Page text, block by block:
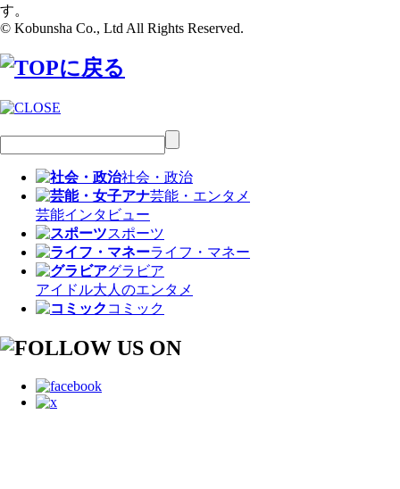
す。
© Kobunsha Co., Ltd All Rights Reserved.
社会・政治
芸能・エンタメ
芸能インタビュー
スポーツ
ライフ・マネー
グラビア
アイドル大人のエンタメ
コミック